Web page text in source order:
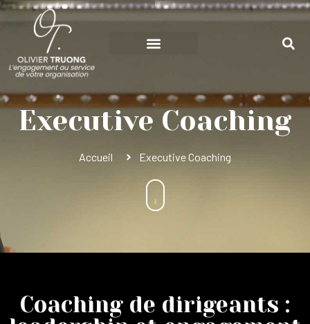
Executive Coaching
Accueil Executive Coaching
Coaching de dirigeants :